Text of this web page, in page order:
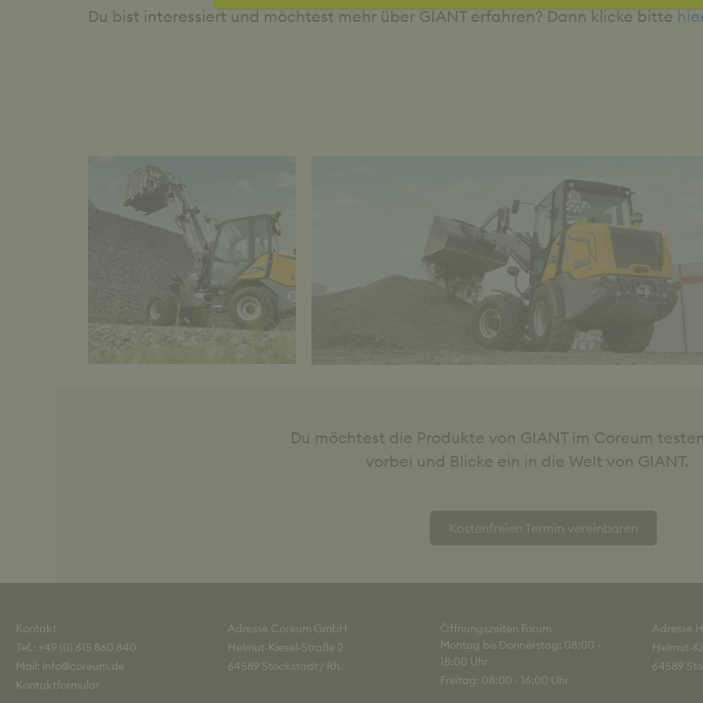
Du bist interessiert und möchtest mehr über GIANT erfahren? Dann klicke bitte
Du möchtest die Produkte von GIANT im Coreum
vorbei und Blicke ein in die Welt von GIANT.
Kostenfreien Termin vereinbaren
Kontakt
Tel.: +49 (0) 615 860 840
Mail: info@coreum.de
Kontaktformular
Adresse Coreum GmbH
Helmut-Kiesel-Straße 2
64589 Stockstadt / Rh.
Öffnungszeiten Forum
Montag bis Donnerstag: 08:00 -
18:00 Uhr
Freitag: 08:00 - 16:00 Uhr
Adresse
Helmut-
64589